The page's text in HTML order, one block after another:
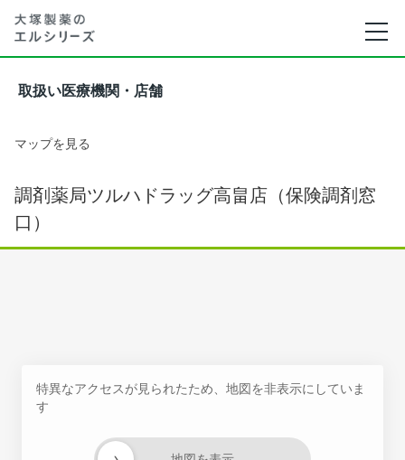
取扱い医療機関・店舗
マップを見る
調剤薬局ツルハドラッグ高畠店（保険調剤窓
口）
特異なアクセスが見られたため、地図を非表示にしていま
す